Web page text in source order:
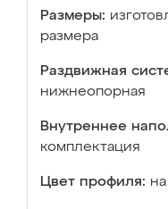
Размеры:
размера
Раздвижная
нижнеопорная
Внутреннее
комплектация
Цвет профиля: